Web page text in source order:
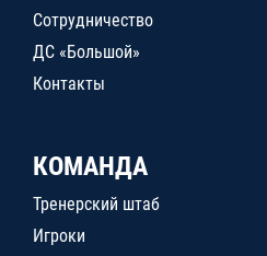
Сотрудничество
ДС «Большой»
Контакты
КОМАНДА
Тренерский штаб
Игроки